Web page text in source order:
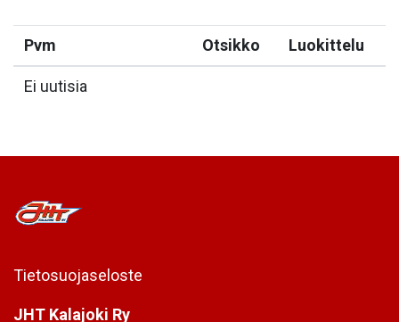
Pvm Otsikko Luokittelu
Ei uutisia
Tietosuojaseloste
JHT Kalajoki Ry